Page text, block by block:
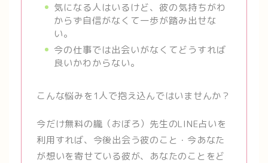
気になる人はいるけど、彼の気持ちがわ
からず自信がなくて一歩が踏み出せな
い。
今の仕事では出会いがなくてどうすれば
良いかわからない。
こんな悩みを1人で抱え込んではいませんか？
今だけ無料の朧（おぼろ）先生のLINE占いを
利用すれば、今後出会う彼のこと・今あなた
が想いを寄せている彼が、あなたのことをど